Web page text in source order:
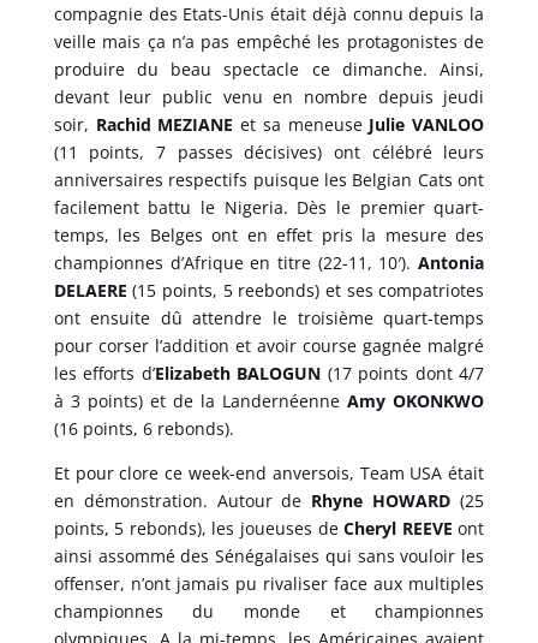
compagnie des Etats-Unis était déjà connu depuis la
veille mais ça n’a pas empêché les protagonistes de
produire du beau spectacle ce dimanche. Ainsi,
devant leur public venu en nombre depuis jeudi
soir, Rachid MEZIANE et sa meneuseJulie VANLOO
(11 points, 7 passes décisives) ont célébré leurs
anniversaires respectifs puisque les Belgian Cats ont
facilement battu le Nigeria. Dès le premier quart-
temps, les Belges ont en effet pris la mesure des
championnes d’Afrique en titre (22-11, 10′). Antonia
DELAERE (15 points, 5 reebonds) et ses compatriotes
ont ensuite dû attendre le troisième quart-temps
pour corser l’addition et avoir course gagnée malgré
les efforts d’Elizabeth BALOGUN (17 points dont 4/7
à 3 points) et de la Landernéenne Amy OKONKWO
(16 points, 6 rebonds).
Et pour clore ce week-end anversois, Team USA était
en démonstration. Autour de Rhyne HOWARD (25
points, 5 rebonds), les joueuses deCheryl REEVE ont
ainsi assommé des Sénégalaises qui sans vouloir les
offenser, n’ont jamais pu rivaliser face aux multiples
championnes du monde et championnes